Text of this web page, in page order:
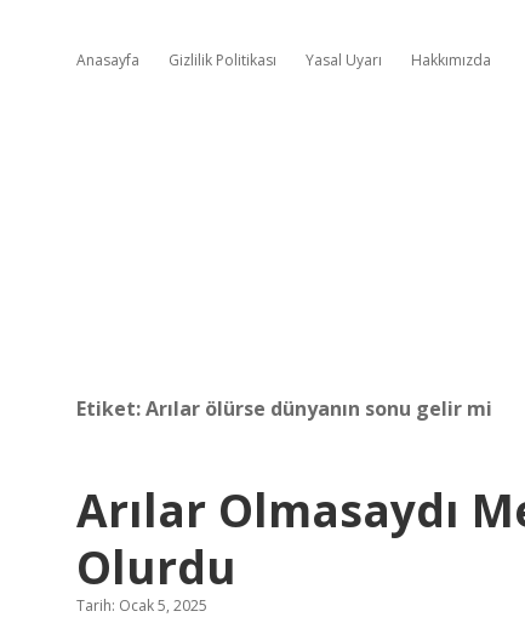
Anasayfa Gizlilik Politikası Yasal Uyarı Hakkımızda
Etiket:Arılar ölürse dünyanın sonu gelir mi
Arılar Olmasaydı
Olurdu
Tarih: Ocak 5, 2025